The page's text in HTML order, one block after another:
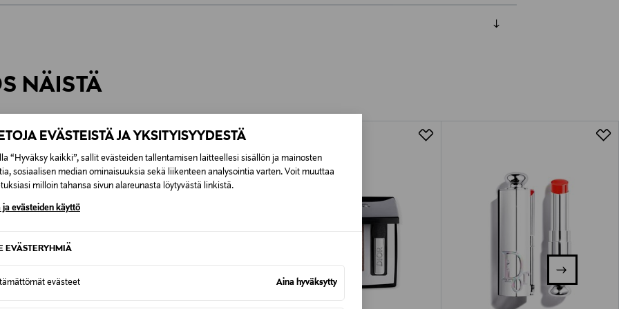
EVÄSTEISTÄ JA YKSITYISYYDESTÄ
“Hyväksy kaikki”, sallit evästeiden tallentamisen laitteellesi sisällön ja mainosten
sosiaalisen median ominaisuuksia sekä liikenteen analysointia varten. Voit muuttaa
milloin tahansa sivun alareunasta löytyvästä linkistä.
ja evästeiden käyttö
EVÄSTERYHMIÄ
evästeet Aina hyväksytty
Alk. 6,90 €, kun toimitus on saatavilla valittuun osoitteeseen.
NÄISTÄ